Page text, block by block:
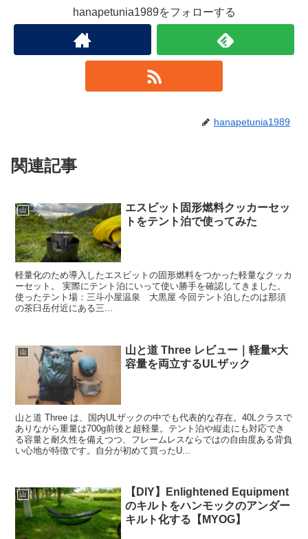
hanapetunia1989をフォローする
hanapetunia1989
関連記事
山
エスビット固形燃料クッカーセッ
トをテント泊で使ってみた
軽量化のため導入したエスビットの固形燃料をつかった軽量なクッカ
ーセット。 実際にテント泊にいって使い勝手を確認してきました。
使ったテント場：三斗小屋温泉 大黒屋 今回テント泊したのは那須
の茶臼岳付近にある三...
山
山と道 Three レビュー｜軽量×大
容量を両立するULザック
山と道 Three は、国内ULザックの中でも代表的な存在。40Lクラスで
ありながら重量は700g前後と超軽量。テント泊や縦走にも対応でき
る容量と耐久性を備えつつ、フレームレスならではの自由度ある背負
い心地が特徴です。自分が初めて買ったU...
山
【DIY】Enlightened Equipment
のキルトをハンモックのアンダー
キルト化する【MYOG】